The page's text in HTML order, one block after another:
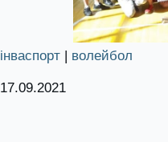
інваспорт | волейбол
17.09.2021